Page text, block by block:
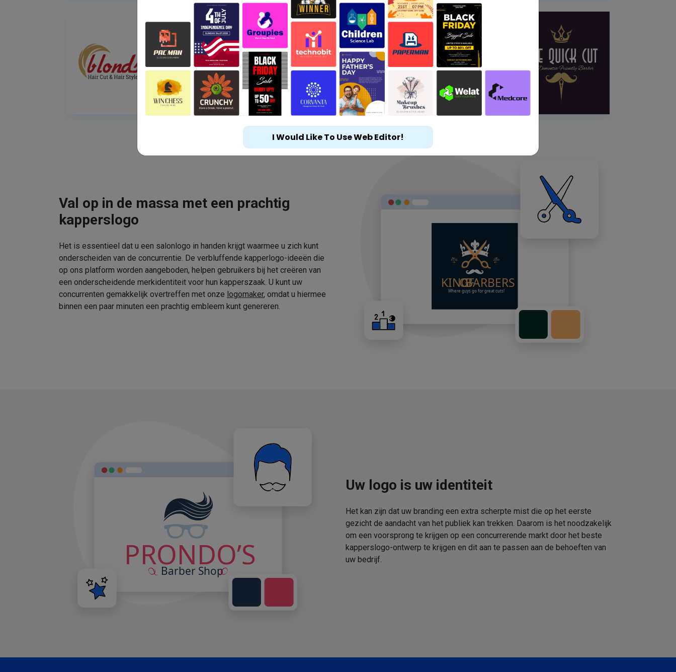
Val op in de massa met een prachtig
kapperslogo
Het is essentieel dat u een salonlogo in handen krijgt waarmee u zich kunt
onderscheiden van de concurrentie. De verbluffende kapperlogo-ideeën die
op ons platform worden aangeboden, helpen gebruikers bij het creëren van
een onderscheidende merkidentiteit voor hun kapperszaak. U kunt uw
concurrenten gemakkelijk overtreffen met onze logomaker, omdat u hiermee
binnen een paar minuten een prachtig embleem kunt genereren.
Uw logo is uw identiteit
Het kan zijn dat uw branding een extra scherpte mist die op het eerste
gezicht de aandacht van het publiek kan trekken. Daarom is het noodzakelijk
om een voorsprong te krijgen op een concurrerende markt door het beste
kapperslogo-ontwerp te krijgen en dit aan te passen aan de behoeften van
uw bedrijf.
I Would Like To Use Web Editor!